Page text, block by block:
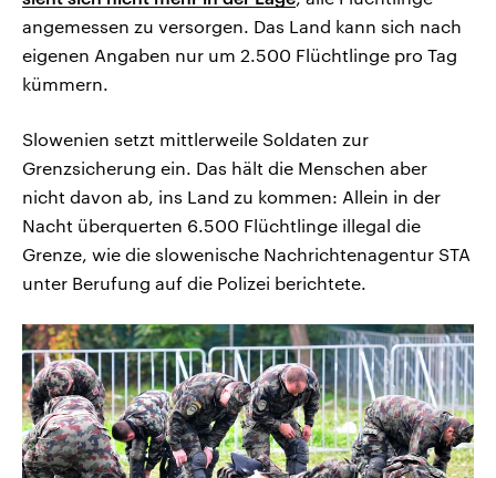
angemessen zu versorgen. Das Land kann sich nach
eigenen Angaben nur um 2.500 Flüchtlinge pro Tag
kümmern.
Slowenien setzt mittlerweile Soldaten zur
Grenzsicherung ein. Das hält die Menschen aber
nicht davon ab, ins Land zu kommen: Allein in der
Nacht überquerten 6.500 Flüchtlinge illegal die
Grenze, wie die slowenische Nachrichtenagentur STA
unter Berufung auf die Polizei berichtete.